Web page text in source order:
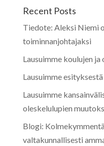
Recent Posts
Tiedote: Aleksi Niemi
toiminnanjohtajaksi
Lausuimme koulujen
Lausuimme
Lausuimme
oleskelulupien
Blogi:
valtakunnallisesti